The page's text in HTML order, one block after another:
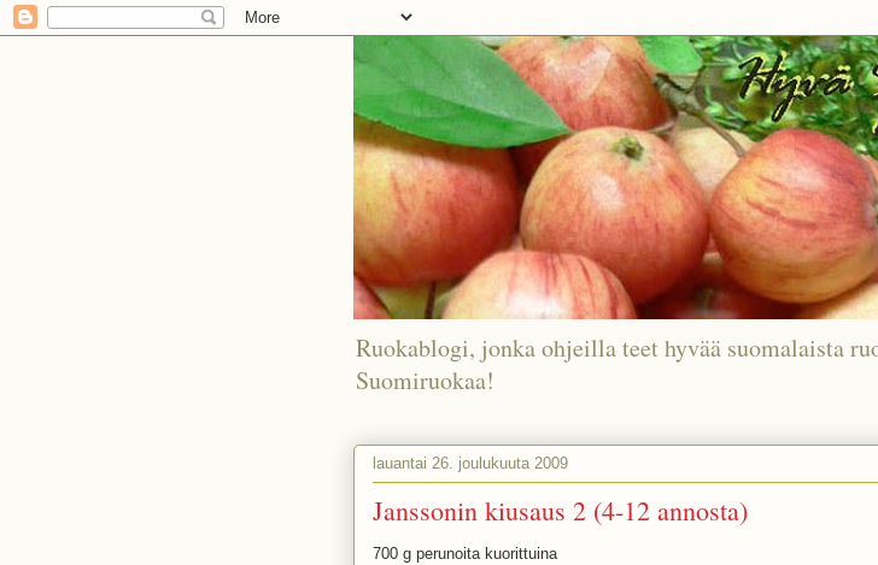
Ruokablogi, jonka ohjeilla teet hyvää suomalaista
Suomiruokaa!
lauantai 26. joulukuuta 2009
Janssonin kiusaus 2 (4-12 annosta)
700 g perunoita kuorittuina